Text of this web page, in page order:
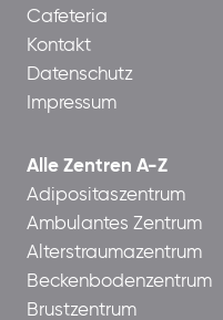
Cafeteria
Kontakt
Datenschutz
Impressum
Alle Zentren A-Z
Adipositaszentrum
Ambulantes Zentrum
Alterstraumazentrum
Beckenbodenzentrum
Brustzentrum